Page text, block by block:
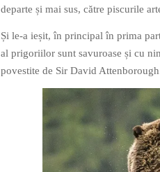
departe și mai sus, către piscurile
Și le-a ieșit, în principal în prima
al prigoriilor sunt savuroase și cu
povestite de Sir David